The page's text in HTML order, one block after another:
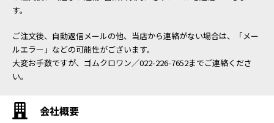
す。
ご注文後、自動返信メールの他、当店から連絡がない場合は、「メー
ルエラー」などの可能性がございます。
大変お手数ですが、ゴムクロワン／022-226-7652までご連絡くださ
い。
会社概要